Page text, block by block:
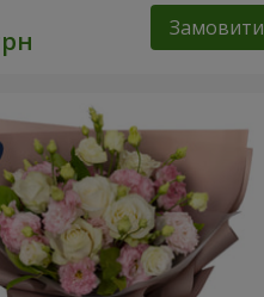
Замовити